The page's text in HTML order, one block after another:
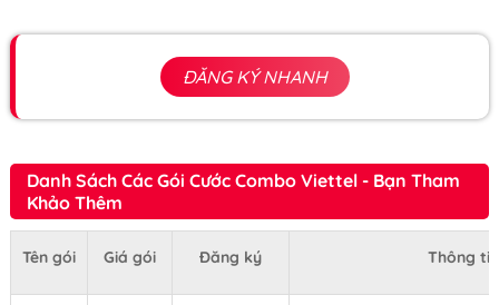
ĐĂNG KÝ NHANH
Danh Sách Các Gói Cước Combo Viettel - Bạn Tham
Khảo Thêm
Tên gói Giá gói Đăng ký Thông